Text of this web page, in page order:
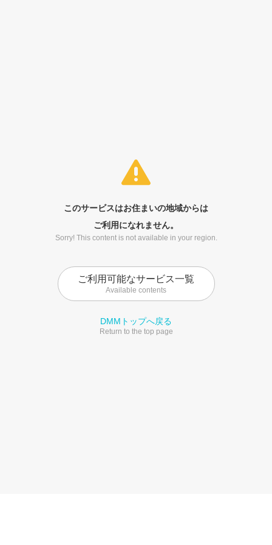
このサービスはお住まいの地域からは
ご利用になれません。
Sorry! This content is not available in your region.
ご利用可能なサービス一覧
Available contents
DMMトップへ戻る
Return to the top page